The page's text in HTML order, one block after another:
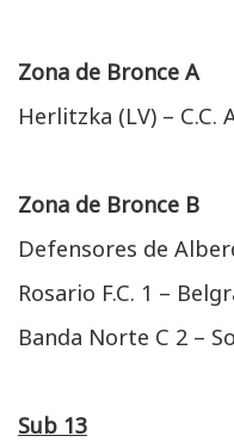
Zona de Bronce A
Herlitzka (LV) – C.C.
Zona de Bronce B
Defensores de
Rosario F.C. 1 –
Banda Norte C 2 –
Sub 13